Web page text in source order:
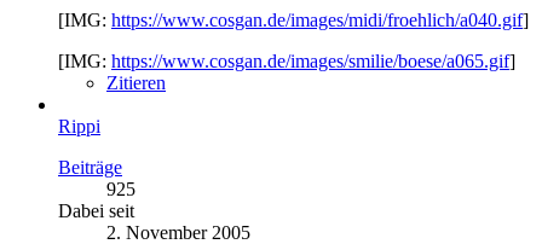
[IMG: https://www.cosgan.de/images/midi/froehlich/a040.gif]
[IMG: https://www.cosgan.de/images/smilie/boese/a065.gif]
Zitieren
Rippi
Beiträge
925
Dabei seit
2. November 2005